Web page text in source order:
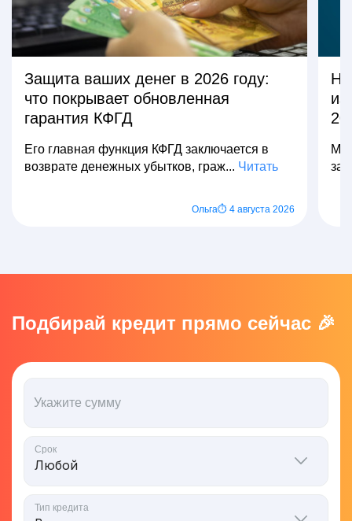
Защита ваших денег в 2026 году:
что покрывает обновленная
гарантия КФГД
Его главная функция КФГД заключается в
возврате денежных убытков, граж... Читать
Ольга⏱ 4 августа 2026
Подбирай кредит прямо сейчас 🎉
Укажите сумму
Срок
Тип кредита